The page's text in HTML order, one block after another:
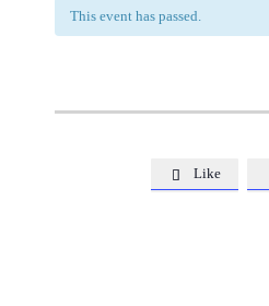
This event has passed.
 Like